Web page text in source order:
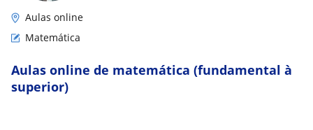
Aulas online
Matemática
Aulas online de matemática (fundamental à
superior)